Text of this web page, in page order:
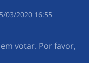
03/2020 16:55
votar. Por favor,